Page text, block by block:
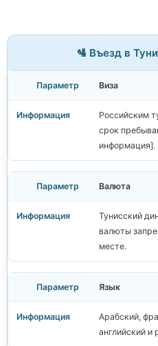
🛂 Въезд в
Виза
Российским
срок
информация].
Валюта
Тунисский
валюты
месте.
Язык
Арабский,
английский и